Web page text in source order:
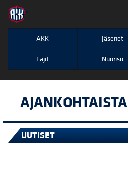
";
AKK Jäsenet
Lajit Nuoriso
AJANKOHTAISTA
UUTISET